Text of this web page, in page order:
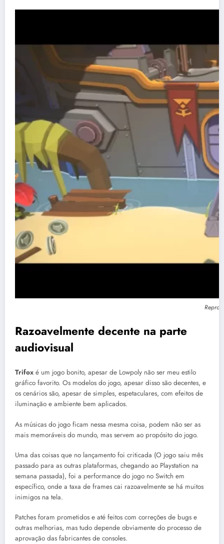
Razoavelmente decente na parte
audiovisual
Trifox é um jogo bonito, apesar de Lowpoly não ser meu estilo
gráfico favorito. Os modelos do jogo, apesar disso são decentes, e
os cenários são, apesar de simples, espetaculares, com efeitos de
iluminação e ambiente bem aplicados.
As músicas do jogo ficam nessa mesma coisa, podem não ser as
mais memoráveis do mundo, mas servem ao propósito do jogo.
Uma das coisas que no lançamento foi criticada (O jogo saiu mês
passado para as outras plataformas, chegando ao Playstation na
semana passada), foi a performance do jogo no Switch em
específico, onde a taxa de frames cai razoavelmente se há muitos
inimigos na tela.
Patches foram prometidos e até feitos com correções de bugs e
outras melhorias, mas tudo depende obviamente do processo de
aprovação das fabricantes de consoles.